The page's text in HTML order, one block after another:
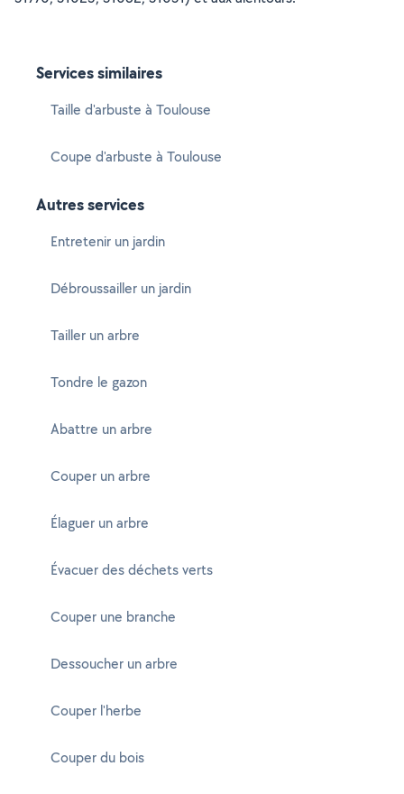
Services similaires
Taille d'arbuste à Toulouse
Coupe d'arbuste à Toulouse
Autres services
Entretenir un jardin
Débroussailler un jardin
Tailler un arbre
Tondre le gazon
Abattre un arbre
Couper un arbre
Élaguer un arbre
Évacuer des déchets verts
Couper une branche
Dessoucher un arbre
Couper l'herbe
Couper du bois